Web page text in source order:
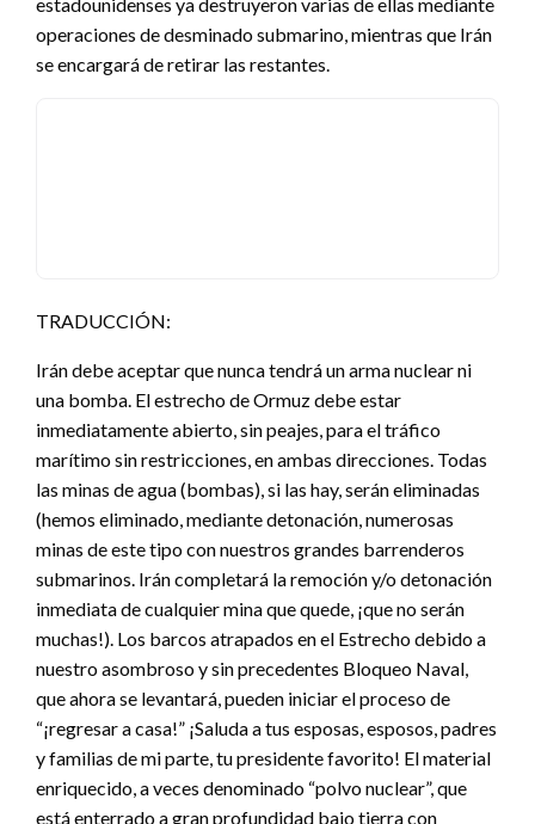
operaciones de desminado submarino, mientras que Irán
se encargará de retirar las restantes.
TRADUCCIÓN:
Irán debe aceptar que nunca tendrá un arma nuclear ni
una bomba. El estrecho de Ormuz debe estar
inmediatamente abierto, sin peajes, para el tráfico
marítimo sin restricciones, en ambas direcciones. Todas
las minas de agua (bombas), si las hay, serán eliminadas
(hemos eliminado, mediante detonación, numerosas
minas de este tipo con nuestros grandes barrenderos
submarinos. Irán completará la remoción y/o detonación
inmediata de cualquier mina que quede, ¡que no serán
muchas!). Los barcos atrapados en el Estrecho debido a
nuestro asombroso y sin precedentes Bloqueo Naval,
que ahora se levantará, pueden iniciar el proceso de
“¡regresar a casa!” ¡Saluda a tus esposas, esposos, padres
y familias de mi parte, tu presidente favorito! El material
enriquecido, a veces denominado “polvo nuclear”, que
está enterrado a gran profundidad bajo tierra con